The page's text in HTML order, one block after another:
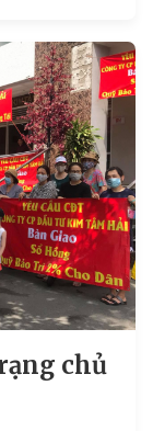
chủ